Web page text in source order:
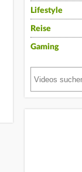
Lifestyle
Reise
Gaming